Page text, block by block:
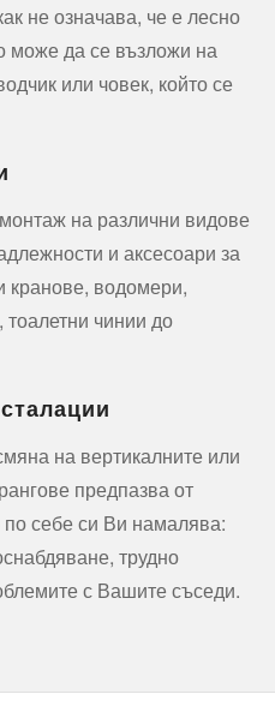
не означава, че е лесно
може да се възложи на
или човек, който се
на различни видове
и аксесоари за
кранове, водомери,
чинии до
на вертикалните или
предпазва от
по себе си Ви намалява:
трудно
с Вашите съседи.